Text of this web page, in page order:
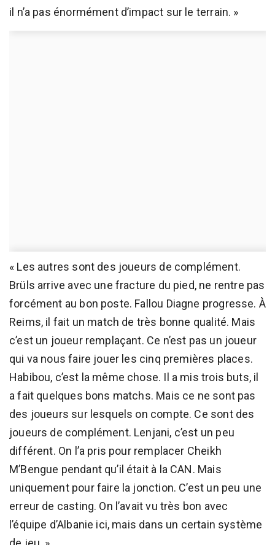
il n’a pas énormément d’impact sur le terrain. »
« Les autres sont des joueurs de complément.
Brüls arrive avec une fracture du pied, ne rentre pas
forcément au bon poste. Fallou Diagne progresse. À
Reims, il fait un match de très bonne qualité. Mais
c’est un joueur remplaçant. Ce n’est pas un joueur
qui va nous faire jouer les cinq premières places.
Habibou, c’est la même chose. Il a mis trois buts, il
a fait quelques bons matchs. Mais ce ne sont pas
des joueurs sur lesquels on compte. Ce sont des
joueurs de complément. Lenjani, c’est un peu
différent. On l’a pris pour remplacer Cheikh
M’Bengue pendant qu’il était à la CAN. Mais
uniquement pour faire la jonction. C’est un peu une
erreur de casting. On l’avait vu très bon avec
l’équipe d’Albanie ici, mais dans un certain système